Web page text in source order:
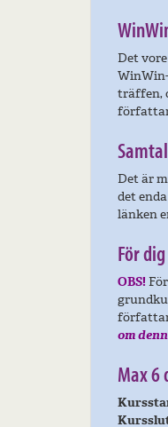
Det
träffen,
Det är
det
länken
För
OBS!
om
Max 6